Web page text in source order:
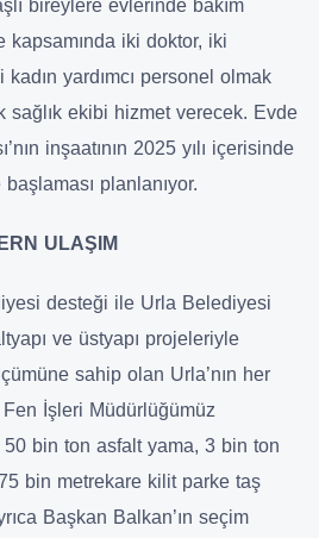
bireylere evlerinde bakım
kapsamında iki doktor, iki
yardımcı personel olmak
sağlık ekibi hizmet verecek. Evde
inşaatının 2025 yılı içerisinde
planlanıyor.
ULAŞIM
desteği ile Urla Belediyesi
ve üstyapı projeleriyle
sahip olan Urla’nın her
Fen İşleri Müdürlüğümüz
50 bin ton asfalt yama, 3 bin ton
bin metrekare kilit parke taş
Başkan Balkan’ın seçim